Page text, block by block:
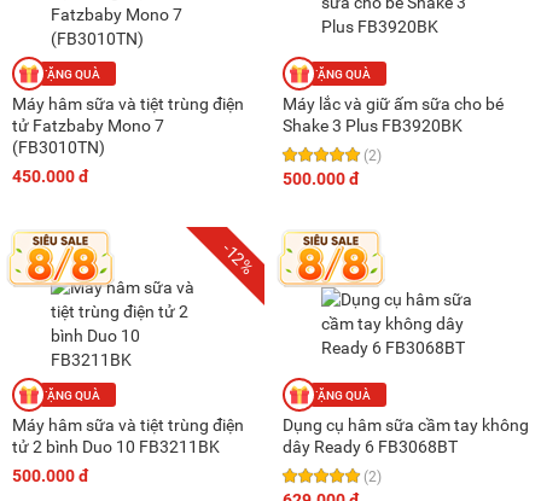
Máy hâm sữa và tiệt trùng điện
tử Fatzbaby Mono 7
(FB3010TN)
450.000 đ
Máy lắc và giữ ấm sữa cho bé
Shake 3 Plus FB3920BK
(2)
500.000 đ
-12%
Máy hâm sữa và tiệt trùng điện
tử 2 bình Duo 10 FB3211BK
500.000 đ
Dụng cụ hâm sữa cầm tay không
dây Ready 6 FB3068BT
(2)